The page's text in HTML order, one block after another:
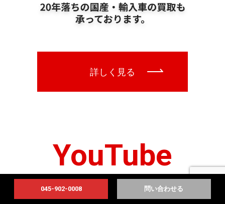
YouTube
販売車輌紹介動画
045-902-0008 問い合わせる